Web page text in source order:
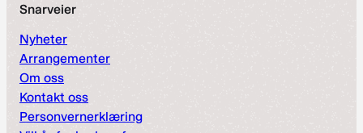
Snarveier
Nyheter
Arrangementer
Om oss
Kontakt oss
Personvernerklæring